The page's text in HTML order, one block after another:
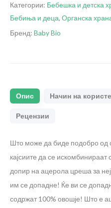
Категории: Бебешка и детска
Бебиња и деца, Органска
Бренд: Baby Bio
Опис Начин на
Рецензии
Што може да биде подобро од
кајсиите да се искомбинираат
допир на ацерола цреша за
им се допадне! Ќе ви се
содржат 100% овошје! Што е